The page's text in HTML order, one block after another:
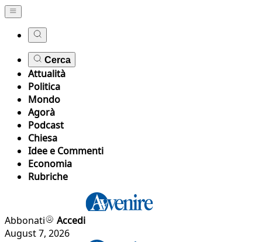
Cerca
Attualità
Politica
Mondo
Agorà
Podcast
Chiesa
Idee e Commenti
Economia
Rubriche
Abbonati
Accedi
August 7, 2026